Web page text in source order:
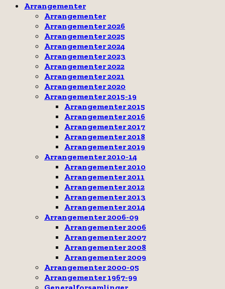
Arrangementer
Arrangementer
Arrangementer 2026
Arrangementer 2025
Arrangementer 2024
Arrangementer 2023
Arrangementer 2022
Arrangementer 2021
Arrangementer 2020
Arrangementer 2015-19
Arrangementer 2015
Arrangementer 2016
Arrangementer 2017
Arrangementer 2018
Arrangementer 2019
Arrangementer 2010-14
Arrangementer 2010
Arrangementer 2011
Arrangementer 2012
Arrangementer 2013
Arrangementer 2014
Arrangementer 2006-09
Arrangementer 2006
Arrangementer 2007
Arrangementer 2008
Arrangementer 2009
Arrangementer 2000-05
Arrangementer 1967-99
Generalforsamlinger